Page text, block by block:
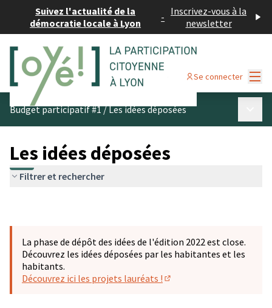
Suivez l'actualité de la
démocratie locale à Lyon
- Inscrivez-vous à la
newsletter
Se connecter
Budget participatif #1/Les idées déposées
Les idées déposées
Filtrer et rechercher
La phase de dépôt des idées de l'édition 2022 est close.
Découvrez les idées déposées par les habitantes et les
habitants.
Découvrez ici les projets lauréats !